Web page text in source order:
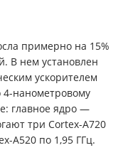
примерно на 15%
В нем установлен
ускорителем
нанометровому
главное ядро —
три Cortex-A720
A520 по 1,95 ГГц.